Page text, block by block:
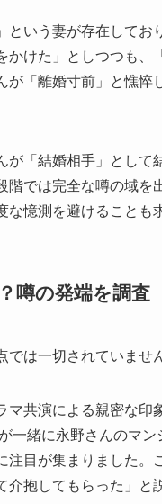
いう妻が存在してお
けた」としつつも
「離婚寸前」と憔
「結婚相手」とし
では完全な噂の域を
憶測を避けることも
噂の発端を調査
は一切されていません
共演による親密な
一緒に永野さんのマ
目が集まりました
抱してもらった」と